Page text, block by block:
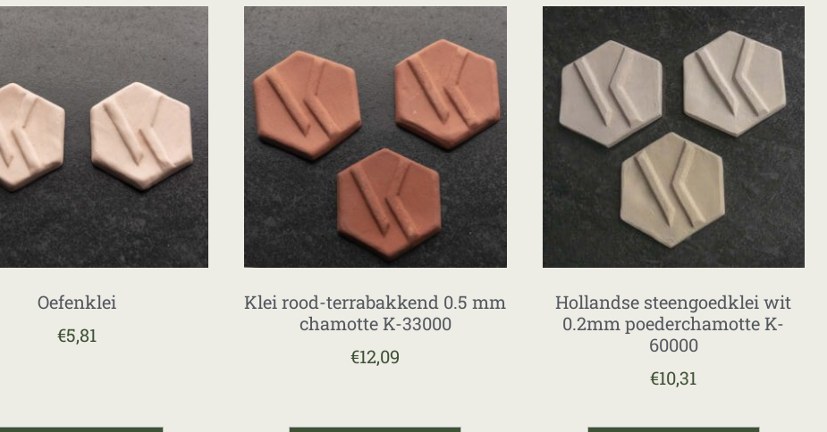
Oefenklei
€5,81
Klei rood-terrabakkend 0.5 mm
chamotte K-33000
€12,09
Hollandse steengoedklei wit
0.2mm poederchamotte K-
60000
€10,31